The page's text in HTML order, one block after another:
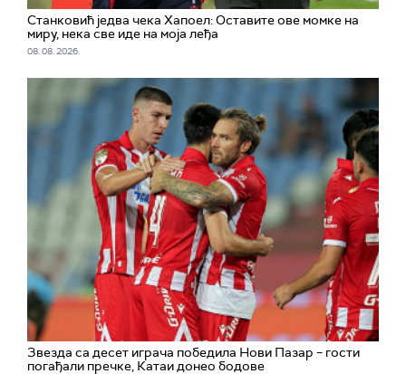
Станковић једва чека Хапоел: Оставите ове момке на
миру, нека све иде на моја леђа
08. 08. 2026.
Звезда са десет играча победила Нови Пазар – гости
погађали пречке, Катаи донео бодове